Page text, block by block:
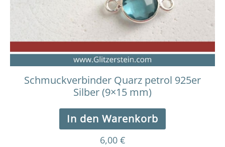
Schmuckverbinder Quarz petrol 925er
Silber (9×15 mm)
In den Warenkorb
6,00 €